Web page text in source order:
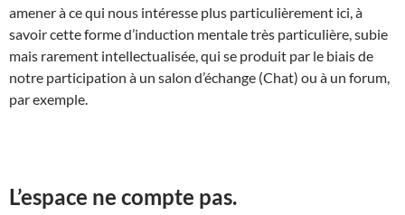
amener à ce qui nous intéresse plus particulièrement ici, à
savoir cette forme d’induction mentale très particulière, subie
mais rarement intellectualisée, qui se produit par le biais de
notre participation à un salon d’échange (Chat) ou à un forum,
par exemple.
L’espace ne compte pas.